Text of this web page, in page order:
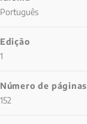
Português
Edição
1
Número de páginas
152